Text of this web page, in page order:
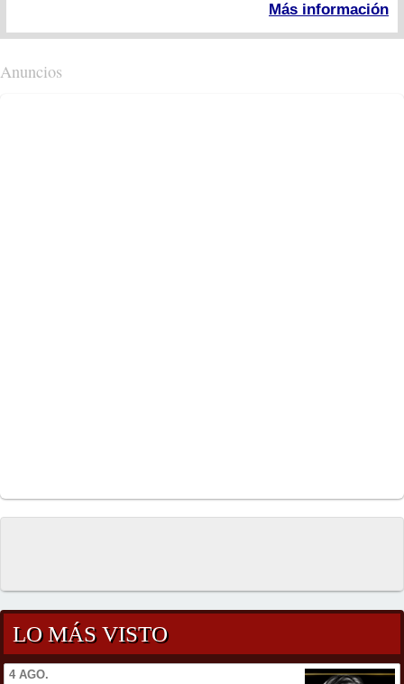
Más información
Anuncios
LO MÁS VISTO
4 AGO.